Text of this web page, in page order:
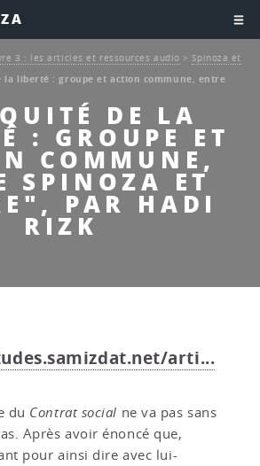
DE LA
: GROUPE ET
COMMUNE,
SPINOZA ET
PAR HADI
RIZK
3 : les articles et ressources audio > Spinoza et
la liberté : groupe et action commune, entre
arti...
du Contrat social ne va pas sans
Après avoir énoncé que,
pour ainsi dire avec lui-